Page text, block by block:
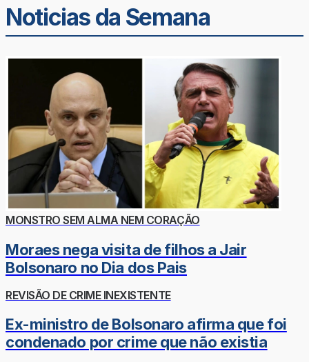
Noticias da Semana
MONSTRO SEM ALMA NEM CORAÇÃO
Moraes nega visita de filhos a Jair
Bolsonaro no Dia dos Pais
REVISÃO DE CRIME INEXISTENTE
Ex-ministro de Bolsonaro afirma que foi
condenado por crime que não existia